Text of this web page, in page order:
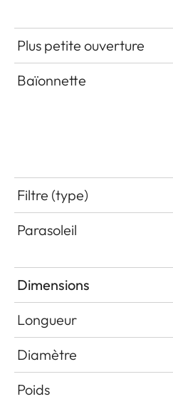
Plus petite ouverture
Baïonnette
Filtre (type)
Parasoleil
Dimensions
Longueur
Diamètre
Poids